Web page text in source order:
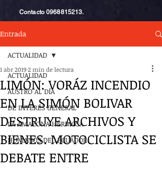
Contacto0968815213.
Entrada
ACTUALIDAD
AUSTRO AL DÍA
DE INTERÉS GENERAL
LA AMAZONA HERMOSA
HUMANOS DEL ECUADOR
ACTUALIDAD
LIMÓN: VORÁZ INCENDIO
EN LA SIMÓN BOLIVAR
DESTRUYE ARCHIVOS Y
BIENES. MOTOCICLISTA SE
DEBATE ENTRE
1 abr 20192 min de lectura